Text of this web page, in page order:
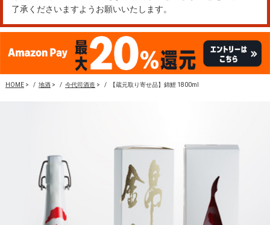
了承くださいますようお願いいたします。
HOME> 地酒> 今代司酒造 > 【蔵元取り寄せ品】錦鯉 1800ml